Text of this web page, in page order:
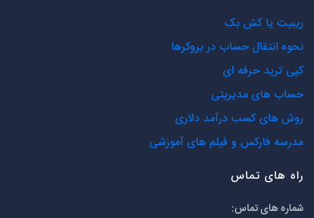
ریبیت یا کش بک
نحوه انتقال حساب در بروکرها
کپی ترید حرفه ای
حساب های مدیریتی
روش های کسب درآمد دلاری
مدرسه فارکس و فیلم های آموزشی
راه های تماس
شماره های تماس: